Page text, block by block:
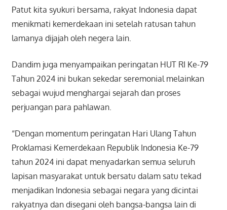
Patut kita syukuri bersama, rakyat Indonesia dapat
menikmati kemerdekaan ini setelah ratusan tahun
lamanya dijajah oleh negera lain.
Dandim juga menyampaikan peringatan HUT RI Ke-79
Tahun 2024 ini bukan sekedar seremonial melainkan
sebagai wujud menghargai sejarah dan proses
perjuangan para pahlawan.
“Dengan momentum peringatan Hari Ulang Tahun
Proklamasi Kemerdekaan Republik Indonesia Ke-79
tahun 2024 ini dapat menyadarkan semua seluruh
lapisan masyarakat untuk bersatu dalam satu tekad
menjadikan Indonesia sebagai negara yang dicintai
rakyatnya dan disegani oleh bangsa-bangsa lain di